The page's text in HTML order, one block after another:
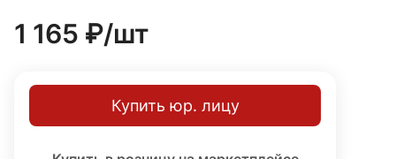
1 165 ₽/шт
Купить юр. лицу